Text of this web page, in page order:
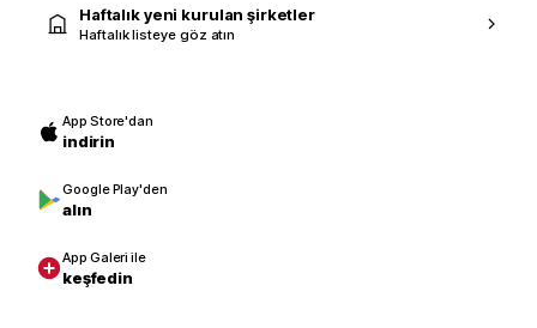
Haftalık yeni kurulan şirketler
Haftalık listeye göz atın
App Store'dan
indirin
Google Play'den
alın
App Galeri ile
keşfedin